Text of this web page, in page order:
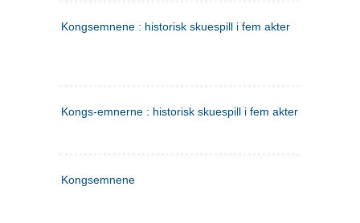
Kongsemnene : historisk skuespill i fem akter
Kongs-emnerne : historisk skuespill i fem akter
Kongsemnene